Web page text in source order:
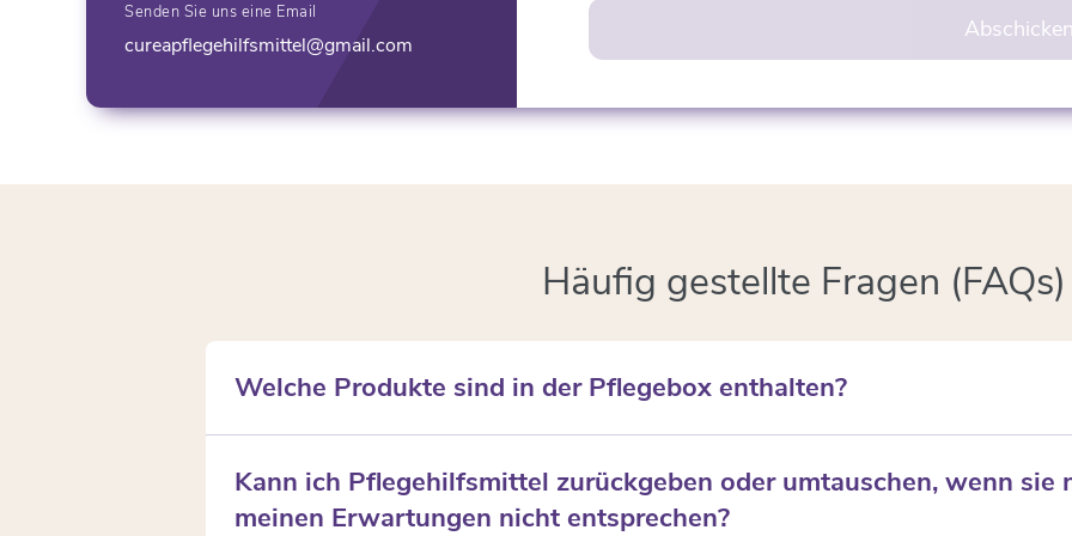
Senden Sie uns eine Email
cureapflegehilfsmittel@gmail.com
Abschicken
Häufig gestellte Fragen (FAQs)
Welche Produkte sind in der Pflegebox enthalten?
Betteinlagen, Hand- und Flächendesinfektionsmittel. Andere Artikel, wie z.B. Windeln, werden
Kann ich Pflegehilfsmittel zurückgeben oder umtauschen, wenn sie
meinen Erwartungen nicht entsprechen?